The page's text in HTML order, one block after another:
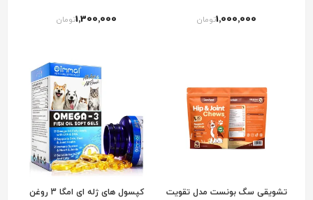
1٬000٬000تومان 1٬300٬000تومان
تشویقی سگ بونست مدل تقویت
کپسول های ژله ای امگا 3 روغن